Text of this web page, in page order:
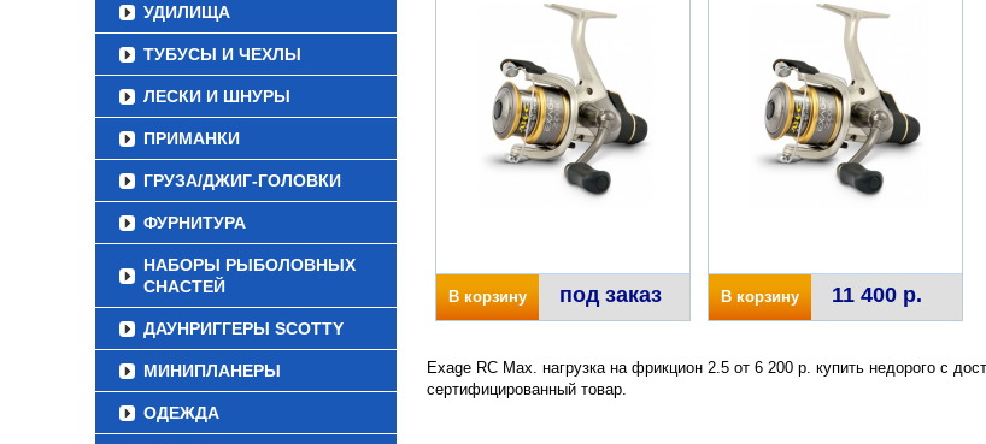
УДИЛИЩА
ТУБУСЫ И ЧЕХЛЫ
ЛЕСКИ И ШНУРЫ
ПРИМАНКИ
ГРУЗА/ДЖИГ-ГОЛОВКИ
ФУРНИТУРА
НАБОРЫ РЫБОЛОВНЫХ
СНАСТЕЙ
ДАУНРИГГЕРЫ SCOTTY
МИНИПЛАНЕРЫ
ОДЕЖДА
В корзину под заказ В корзину 11 400 р.
Exage RC Max. нагрузка на фрикцион 2.5 от 6 200 р. купить недорого с
сертифицированный товар.